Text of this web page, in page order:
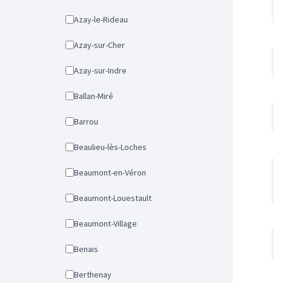
Azay-le-Rideau
Azay-sur-Cher
Azay-sur-Indre
Ballan-Miré
Barrou
Beaulieu-lès-Loches
Beaumont-en-Véron
Beaumont-Louestault
Beaumont-Village
Benais
Berthenay